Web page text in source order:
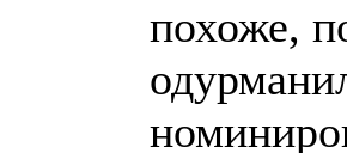
похоже,